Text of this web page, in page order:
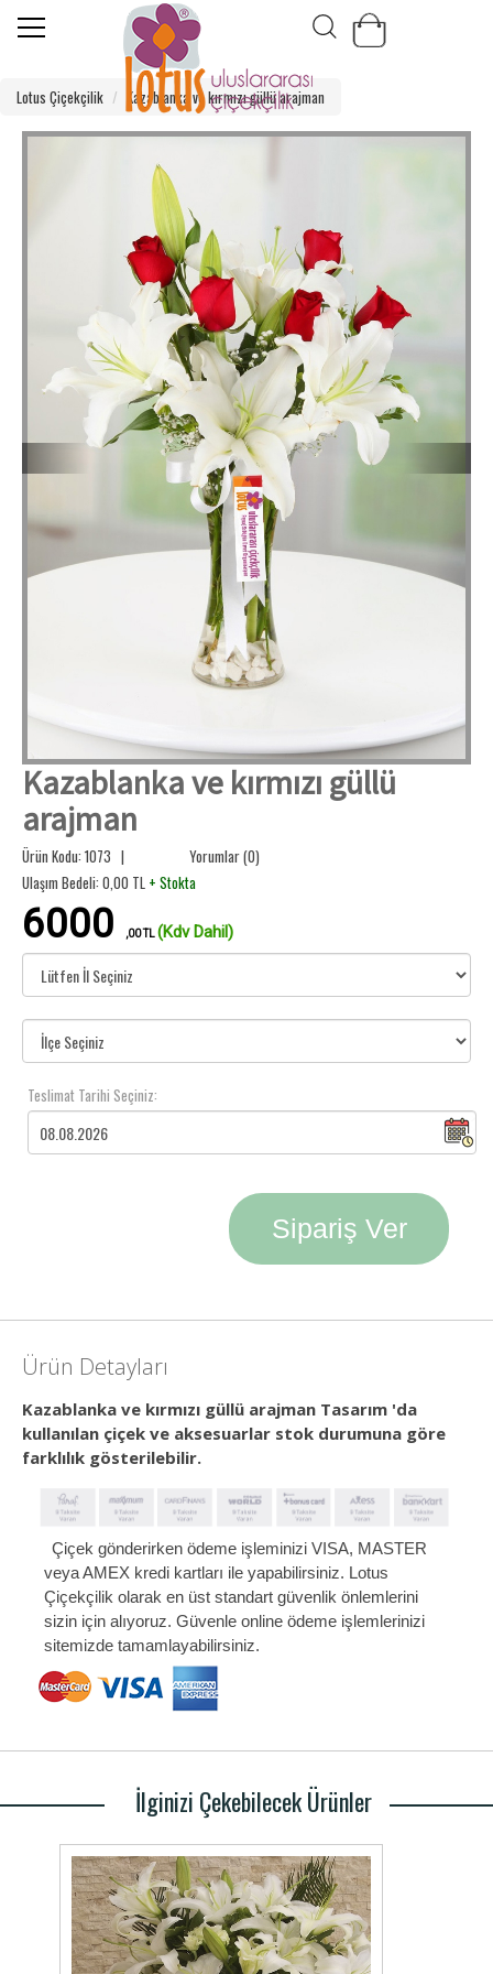
Lotus Çiçekçilik Kazablanka ve kırmızı güllü arajman
Kazablanka ve kırmızı güllü
arajman
Ürün Kodu: 1073 |
Yorumlar (0)
Ulaşım Bedeli: 0,00 TL + Stokta
6000 ,00 TL(Kdv Dahil)
Teslimat Tarihi Seçiniz:
Sipariş Ver
Ürün Detayları
Kazablanka ve kırmızı güllü arajman Tasarım 'da
kullanılan çiçek ve aksesuarlar stok durumuna göre
farklılık gösterilebilir.
Çiçek gönderirken ödeme işleminizi VISA, MASTER
veya AMEX kredi kartları ile yapabilirsiniz. Lotus
Çiçekçilik olarak en üst standart güvenlik önlemlerini
sizin için alıyoruz. Güvenle online ödeme işlemlerinizi
sitemizde tamamlayabilirsiniz.
İlginizi Çekebilecek Ürünler